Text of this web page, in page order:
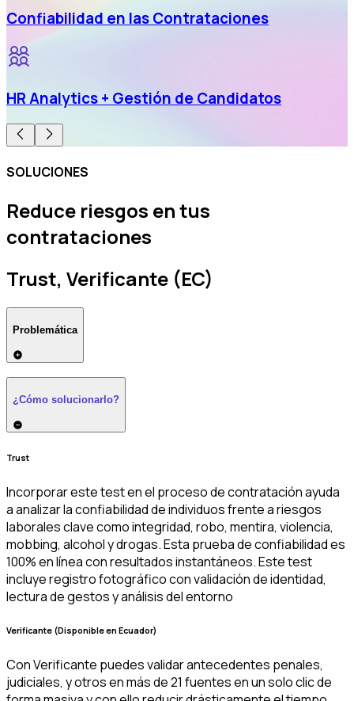
Confiabilidad en las Contrataciones
HR Analytics + Gestión de Candidatos
SOLUCIONES
Reduce riesgos en tus
contrataciones
Trust, Verificante (EC)
Problemática
¿Cómo solucionarlo?
Trust
Incorporar este test en el proceso de contratación ayuda
a analizar la confiabilidad de individuos frente a riesgos
laborales clave como integridad, robo, mentira, violencia,
mobbing, alcohol y drogas. Esta prueba de confiabilidad es
100% en línea con resultados instantáneos. Este test
incluye registro fotográfico con validación de identidad,
lectura de gestos y análisis del entorno
Verificante (Disponible en Ecuador)
Con Verificante puedes validar antecedentes penales,
judiciales, y otros en más de 21 fuentes en un solo clic de